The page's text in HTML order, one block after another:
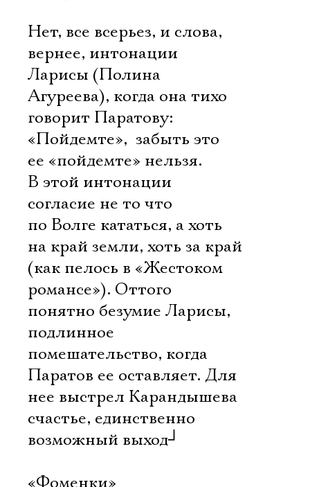
Нет, все всерьез, и слова,
вернее, интонации
Ларисы (Полина
Агуреева), когда она тихо
говорит Паратову:
«Пойдемте»,  забыть это
ее «пойдемте» нельзя.
В этой интонации 
согласие не то что
по Волге кататься, а хоть
на край земли, хоть за край
(как пелось в «Жестоком
романсе»). Оттого
понятно безумие Ларисы,
подлинное
помешательство, когда
Паратов ее оставляет. Для
нее выстрел Карандышева 
счастье, единственно
возможный выход┘
«Фоменки»